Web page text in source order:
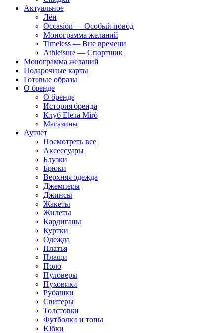
Актуальное
Лён
Occasion — Особый повод
Монограмма желаний
Timeless — Вне времени
Athleisure — Спортшик
Монограмма желаний
Подарочные карты
Готовые образы
О бренде
О бренде
История бренда
Клуб Elena Mirò
Магазины
Аутлет
Посмотреть все
Аксессуары
Блузки
Брюки
Верхняя одежда
Джемперы
Джинсы
Жакеты
Жилеты
Кардиганы
Куртки
Одежда
Платья
Плащи
Поло
Пуловеры
Пуховики
Рубашки
Свитеры
Толстовки
Футболки и топы
Юбки